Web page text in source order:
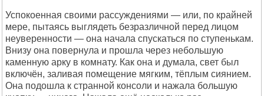
Успокоенная своими рассуждениями — или, по крайней
мере, пытаясь выглядеть безразличной перед лицом
неуверенности — она начала спускаться по ступенькам.
Внизу она повернула и прошла через небольшую
каменную арку в комнату. Как она и думала, свет был
включён, заливая помещение мягким, тёплым сиянием.
Она подошла к странной консоли и нажала большую